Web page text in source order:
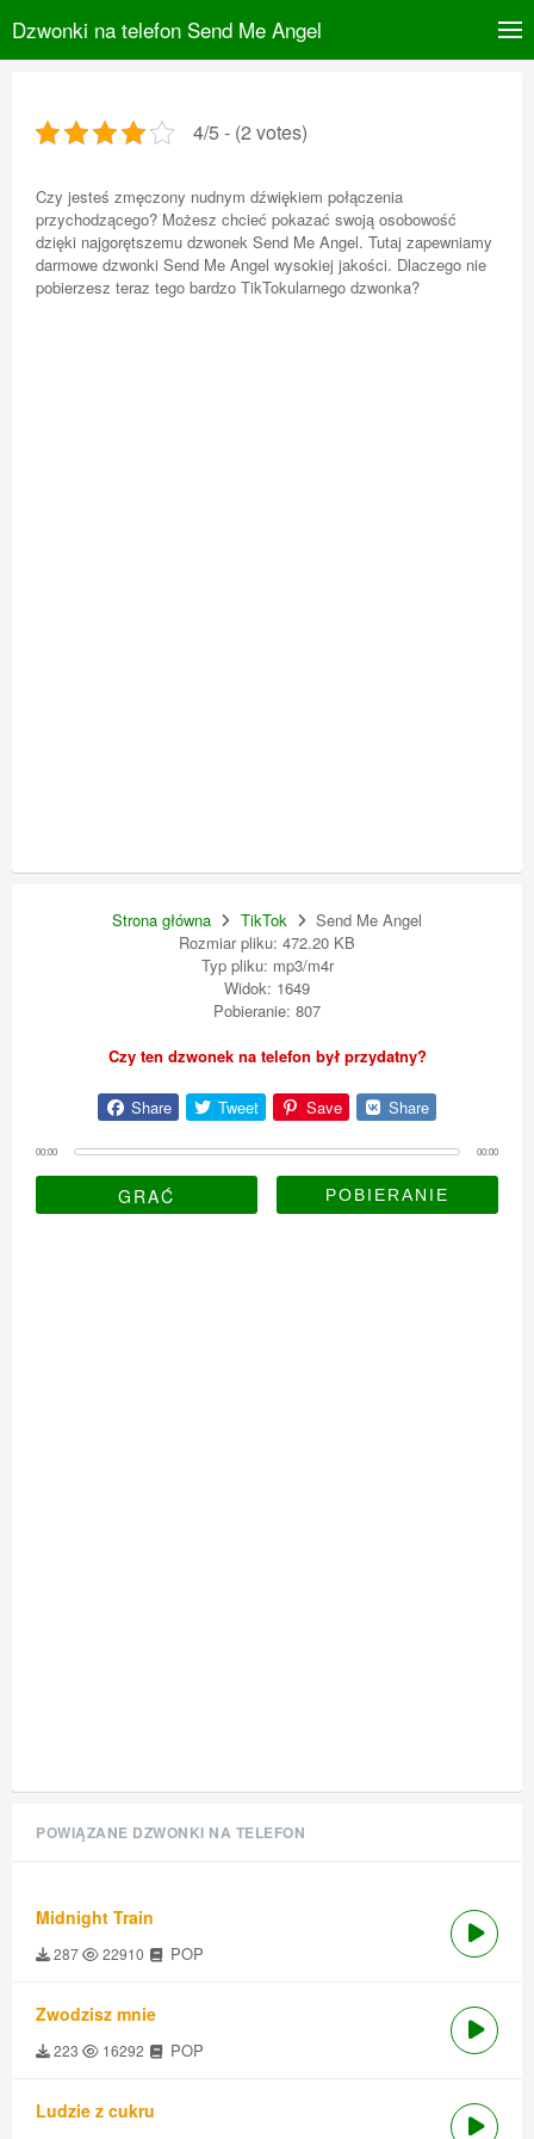
Dzwonki na telefon Send Me Angel
4/5 - (2 votes)
Czy jesteś zmęczony nudnym dźwiękiem połączenia
przychodzącego? Możesz chcieć pokazać swoją osobowość
dzięki najgorętszemu dzwonek Send Me Angel. Tutaj zapewniamy
darmowe dzwonki Send Me Angel wysokiej jakości. Dlaczego nie
pobierzesz teraz tego bardzo TikTokularnego dzwonka?
Strona główna TikTok
Send Me Angel
Rozmiar pliku: 472.20 KB
Typ pliku: mp3/m4r
Widok: 1649
Pobieranie: 807
Czy ten dzwonek na telefon był przydatny?
Share Tweet Save Share
00:00 00:00
GRAĆ
POWIĄZANE DZWONKI NA TELEFON
Midnight Train
287 22910 POP
Zwodzisz mnie
223 16292 POP
Ludzie z cukru